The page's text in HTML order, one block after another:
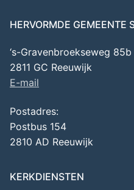
HERVORMDE GEMEENTE
‘s-Gravenbroekseweg 85b
2811 GC Reeuwijk
E-mail
Postadres:
Postbus 154
2810 AD Reeuwijk
KERKDIENSTEN